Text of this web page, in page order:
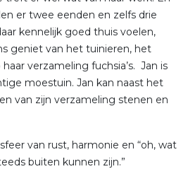
er twee eenden en zelfs drie
kennelijk goed thuis voelen,
geniet van het tuinieren, het
verzameling fuchsia’s. Jan is
moestuin. Jan kan naast het
van zijn verzameling stenen en
van rust, harmonie en “oh, wat
buiten kunnen zijn.”